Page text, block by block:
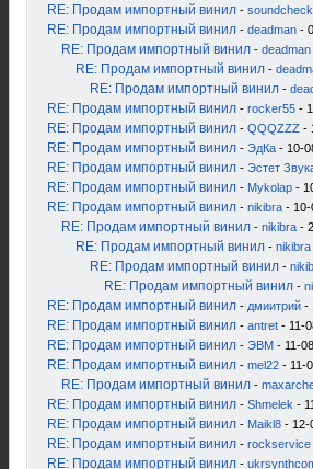
RE: Продам импортный винил - soundcheck
RE: Продам импортный винил - deadman -
RE: Продам импортный винил - deadman
RE: Продам импортный винил -
RE: Продам импортный винил -
RE: Продам импортный винил - rocker55 -
RE: Продам импортный винил - QQQZZZ -
RE: Продам импортный винил - ЭдКа - 10-
RE: Продам импортный винил - Эстет
RE: Продам импортный винил - Mykolap -
RE: Продам импортный винил - nikibra - 10-
RE: Продам импортный винил - nikibra -
RE: Продам импортный винил - nikibra
RE: Продам импортный винил -
RE: Продам импортный винил -
RE: Продам импортный винил - дмиитрий -
RE: Продам импортный винил - antret - 11-
RE: Продам импортный винил - ЭВМ - 11-
RE: Продам импортный винил - mel22 - 11-
RE: Продам импортный винил -
RE: Продам импортный винил - Shmelek -
RE: Продам импортный винил - Maikl8 - 12-
RE: Продам импортный винил - rockservice
RE: Продам импортный винил -